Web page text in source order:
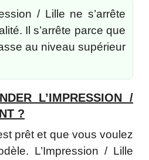
/ Lille ne s’arrête
Il s’arrête parce que
au niveau supérieur
L’IMPRESSION /
?
prêt et que vous voulez
L’Impression / Lille